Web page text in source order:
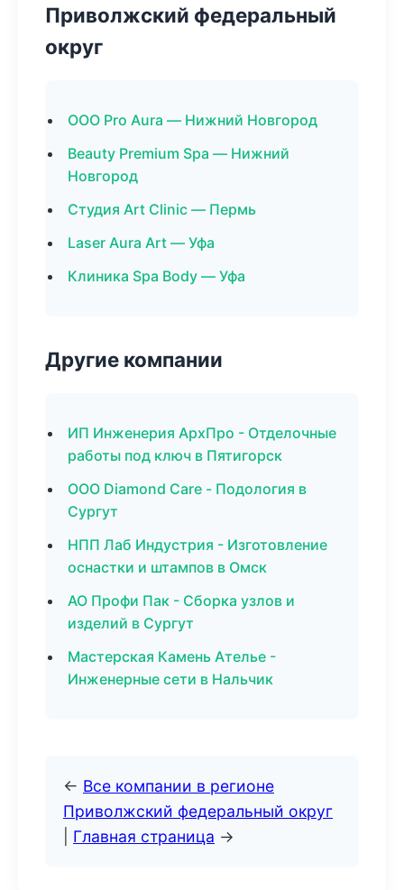
Приволжский федеральный
округ
ООО Pro Aura — Нижний Новгород
Beauty Premium Spa — Нижний
Новгород
Студия Art Clinic — Пермь
Laser Aura Art — Уфа
Клиника Spa Body — Уфа
Другие компании
ИП Инженерия АрхПро - Отделочные
работы под ключ в Пятигорск
ООО Diamond Care - Подология в
Сургут
НПП Лаб Индустрия - Изготовление
оснастки и штампов в Омск
АО Профи Пак - Сборка узлов и
изделий в Сургут
Мастерская Камень Ателье -
Инженерные сети в Нальчик
← Все компании в регионе
Приволжский федеральный округ
Главная страница →